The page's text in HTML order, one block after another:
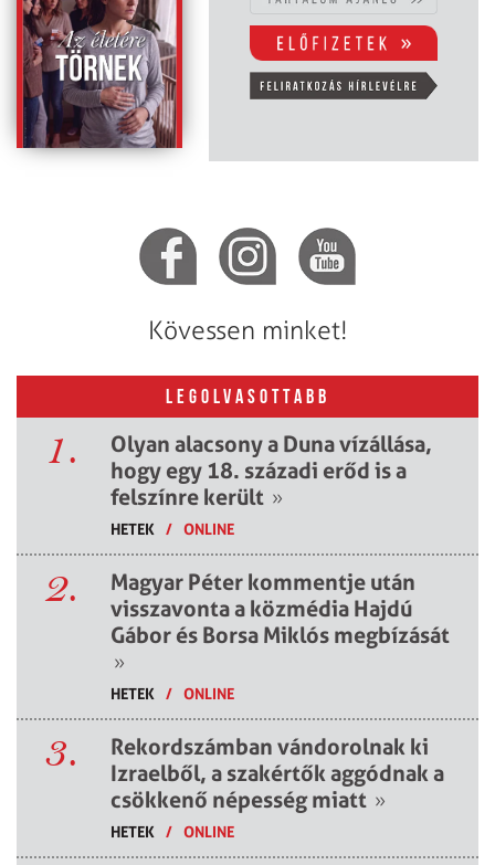
Kövessen minket!
LEGOLVASOTTABB
1.
Olyan alacsony a Duna vízállása,
hogy egy 18. századi erőd is a
felszínre került »
HETEK / ONLINE
2.
Magyar Péter kommentje után
visszavonta a közmédia Hajdú
Gábor és Borsa Miklós megbízását
»
HETEK / ONLINE
3.
Rekordszámban vándorolnak ki
Izraelből, a szakértők aggódnak a
csökkenő népesség miatt »
HETEK / ONLINE